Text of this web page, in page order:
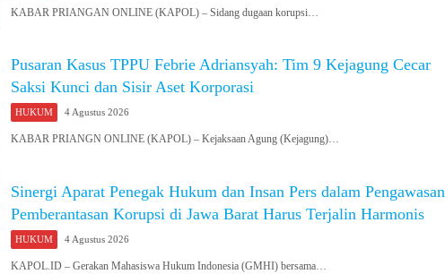
KABAR PRIANGAN ONLINE (KAPOL) – Sidang dugaan korupsi…
Pusaran Kasus TPPU Febrie Adriansyah: Tim 9 Kejagung Cecar
Saksi Kunci dan Sisir Aset Korporasi
HUKUM 4 Agustus 2026
KABAR PRIANGN ONLINE (KAPOL) – Kejaksaan Agung (Kejagung)…
Sinergi Aparat Penegak Hukum dan Insan Pers dalam Pengawasan
Pemberantasan Korupsi di Jawa Barat Harus Terjalin Harmonis
HUKUM 4 Agustus 2026
KAPOL.ID – Gerakan Mahasiswa Hukum Indonesia (GMHI) bersama…